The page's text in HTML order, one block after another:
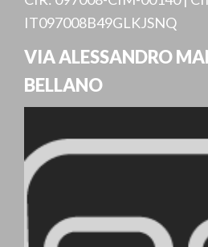
IT097008B49GLKJSNQ
VIA ALESSANDRO
BELLANO